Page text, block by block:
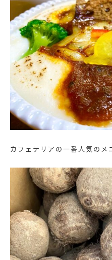
カフェテリアの一番人気のメ